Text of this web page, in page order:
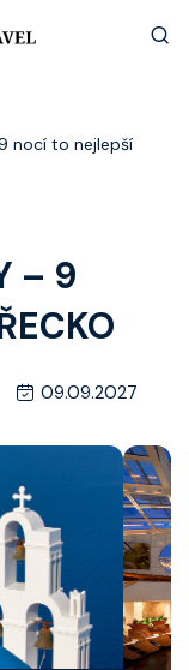
nocí to nejlepší
– 9
09.09.2027